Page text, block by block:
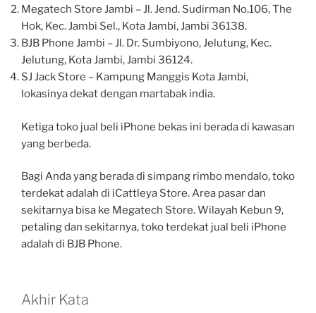
Megatech Store Jambi – Jl. Jend. Sudirman No.106, The
Hok, Kec. Jambi Sel., Kota Jambi, Jambi 36138.
BJB Phone Jambi – Jl. Dr. Sumbiyono, Jelutung, Kec.
Jelutung, Kota Jambi, Jambi 36124.
SJ Jack Store – Kampung Manggis Kota Jambi,
lokasinya dekat dengan martabak india.
Ketiga toko jual beli iPhone bekas ini berada di kawasan
yang berbeda.
Bagi Anda yang berada di simpang rimbo mendalo, toko
terdekat adalah di iCattleya Store. Area pasar dan
sekitarnya bisa ke Megatech Store. Wilayah Kebun 9,
petaling dan sekitarnya, toko terdekat jual beli iPhone
adalah di BJB Phone.
Akhir Kata